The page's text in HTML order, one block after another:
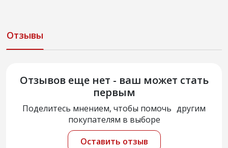
Отзывы
Отзывов еще нет - ваш может стать
первым
Поделитесь мнением, чтобы помочь другим
покупателям в выборе
Оставить отзыв